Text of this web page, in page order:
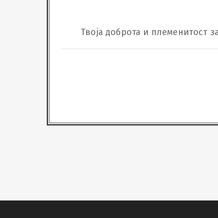
Твоја доброта и племенитост